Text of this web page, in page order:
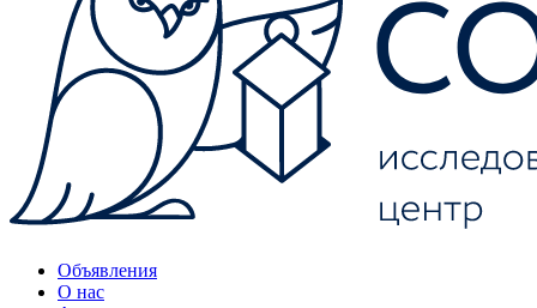
Объявления
О нас